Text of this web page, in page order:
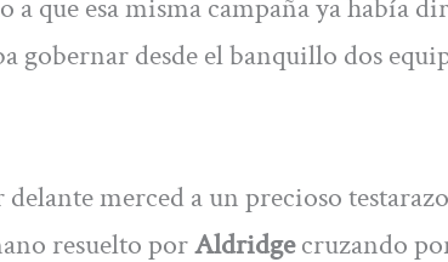
que esa misma campaña ya había
desde el banquillo dos
merced a un precioso testarazo
resuelto porAldridgecruzando